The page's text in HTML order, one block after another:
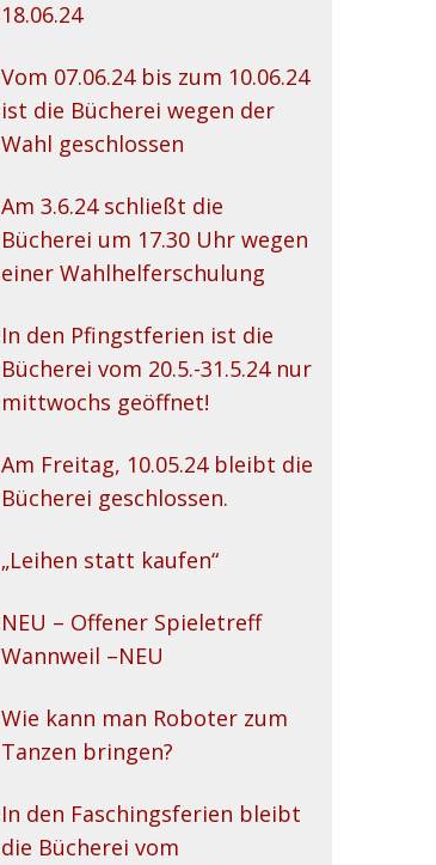
18.06.24
Vom 07.06.24 bis zum 10.06.24
ist die Bücherei wegen der
Wahl geschlossen
Am 3.6.24 schließt die
Bücherei um 17.30 Uhr wegen
einer Wahlhelferschulung
In den Pfingstferien ist die
Bücherei vom 20.5.-31.5.24 nur
mittwochs geöffnet!
Am Freitag, 10.05.24 bleibt die
Bücherei geschlossen.
„Leihen statt kaufen“
NEU – Offener Spieletreff
Wannweil –NEU
Wie kann man Roboter zum
Tanzen bringen?
In den Faschingsferien bleibt
die Bücherei vom